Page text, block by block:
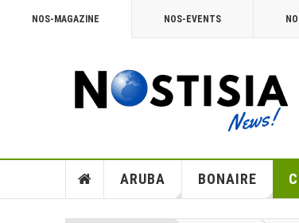
NOS-MAGAZINE NOS-EVENTS
ARUBA BONAIRE